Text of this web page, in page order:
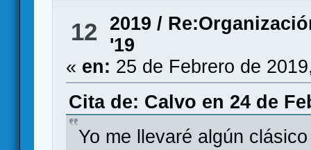
12 2019 /
'19
« en: 25 de Febrero de
Cita de: Calvo en 24 de
Yo me llevaré algún